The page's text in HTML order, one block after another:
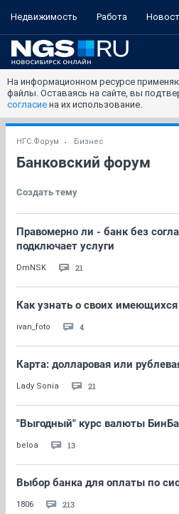
Недвижимость Работа
На информационном ресурсе
файлы. Оставаясь на сайте, вы
согласие на их использование.
НГС.Форум Бизнес
Банковский форум
Создать тему
Правомерно ли - банк без
подключает услуги
DmNSK 21
Как узнать о своих имеющихся
ivan_foto 4
Карта: долларовая или
Lady Sonia 21
"Выгодный" курс валюты
beloa 13
Выбор банка для оплаты по
1806 213